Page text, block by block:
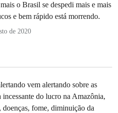
o Brasil se despedi mais e mais
e bem rápido está morrendo.
de 2020
vem alertando sobre as
incessante do lucro na Amazônia,
fome, diminuição da